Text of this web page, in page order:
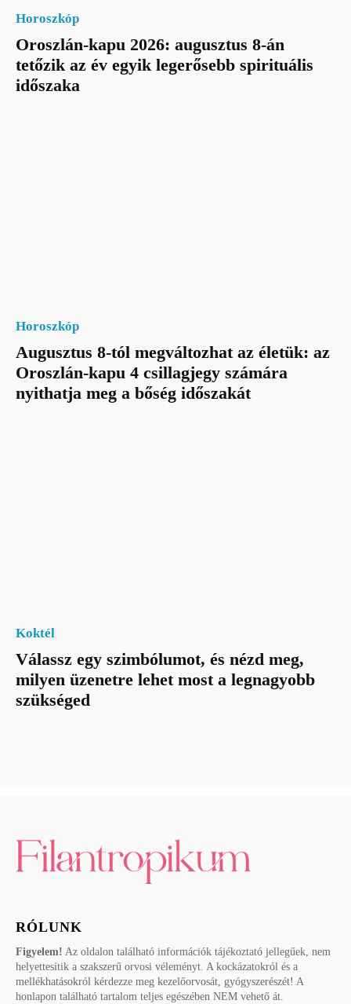
Horoszkóp
Oroszlán-kapu 2026: augusztus 8-án
tetőzik az év egyik legerősebb spirituális
időszaka
Horoszkóp
Augusztus 8-tól megváltozhat az életük: az
Oroszlán-kapu 4 csillagjegy számára
nyithatja meg a bőség időszakát
Koktél
Válassz egy szimbólumot, és nézd meg,
milyen üzenetre lehet most a legnagyobb
szükséged
RÓLUNK
Figyelem! Az oldalon található információk tájékoztató jellegűek, nem
helyettesítik a szakszerű orvosi véleményt. A kockázatokról és a
mellékhatásokról kérdezze meg kezelőorvosát, gyógyszerészét! A
honlapon található tartalom teljes egészében NEM vehető át.